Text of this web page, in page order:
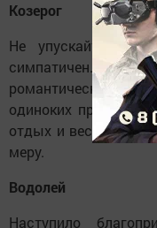
Козерог
Не упускайте
симпатичен. В
романтические
одиноких
отдых и веселье -
меру.
Водолей
Наступило